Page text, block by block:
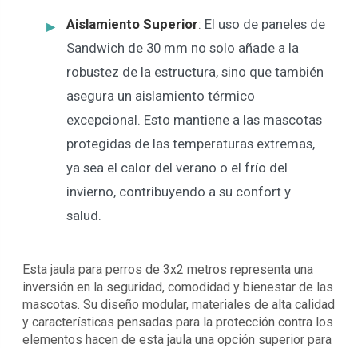
Aislamiento Superior: El uso de paneles de
Sandwich de 30 mm no solo añade a la
robustez de la estructura, sino que también
asegura un aislamiento térmico
excepcional. Esto mantiene a las mascotas
protegidas de las temperaturas extremas,
ya sea el calor del verano o el frío del
invierno, contribuyendo a su confort y
salud.
Esta jaula para perros de 3x2 metros representa una
inversión en la seguridad, comodidad y bienestar de las
mascotas. Su diseño modular, materiales de alta calidad
y características pensadas para la protección contra los
elementos hacen de esta jaula una opción superior para